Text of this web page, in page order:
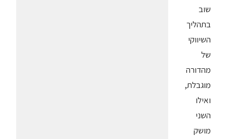
שוב
בתהליך
השיווקי
של
מהדורה
מוגבלת,
ואילו
השני
מושק